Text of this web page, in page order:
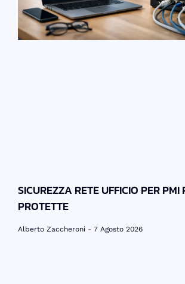
SICUREZZA RETE UFFICIO PER PMI
PROTETTE
Alberto Zaccheroni 7 Agosto 2026